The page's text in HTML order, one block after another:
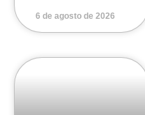
6 de agosto de 2026